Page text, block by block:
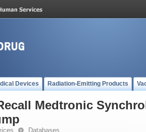
Devices Radiation-Emitting Products
Medtronic
Databases